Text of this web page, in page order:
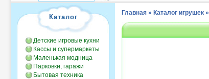
Каталог
Детские игровые кухни
Кассы и супермаркеты
Маленькая модница
Парковки, гаражи
Бытовая техника
Главная » Каталог игрушек »